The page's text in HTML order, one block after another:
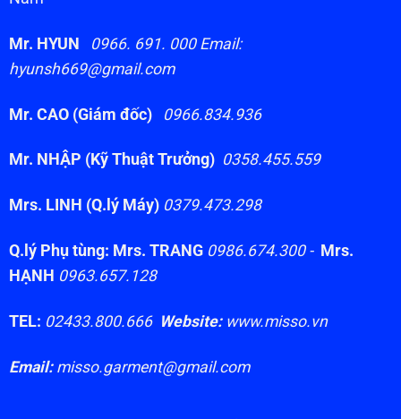
Mr. HYUN
0966. 691. 000 Email:
hyunsh669@gmail.com
Mr. CAO (Giám đốc) 0966.834.936
Mr. NHẬP (Kỹ Thuật Trưởng) 0358.455.559
Mrs. LINH (Q.lý Máy) 0379.473.298
Q.lý Phụ tùng: Mrs. TRANG 0986.674.300 - Mrs.
HẠNH 0963.657.128
TEL: 02433.800.666 Website:www.misso.vn
Email:misso.garment@gmail.com